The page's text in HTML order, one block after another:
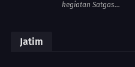
kegiatan Satgas...
Jatim